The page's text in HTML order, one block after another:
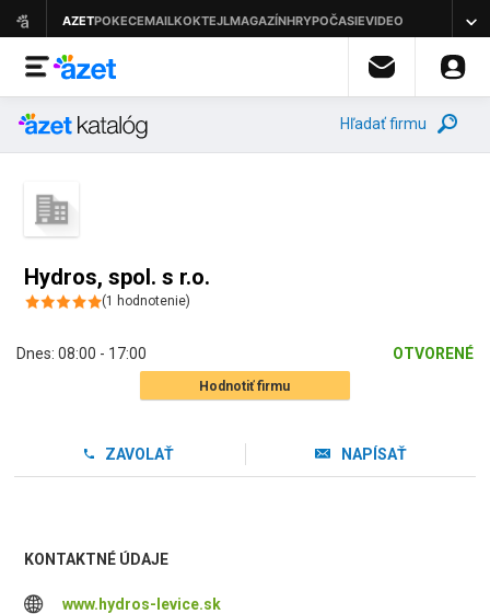
Hľadať firmu
Hydros, spol. s r.o.
(1 hodnotenie)
Dnes: 08:00 - 17:00 OTVORENÉ
Hodnotiť firmu
ZAVOLAŤ NAPÍSAŤ
KONTAKTNÉ ÚDAJE
www.hydros-levice.sk